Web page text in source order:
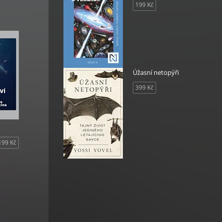
Kč
199 Kč
Úžasní netopýři
399 Kč